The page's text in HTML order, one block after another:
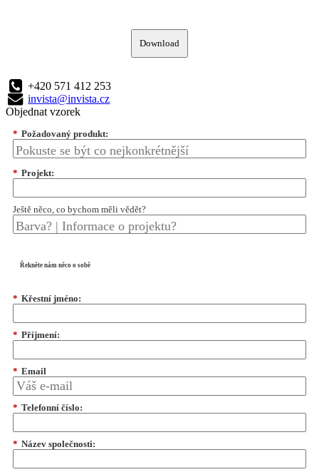
Download
+420 571 412 253
invista@invista.cz
Objednat vzorek
* Požadovaný produkt:
* Projekt:
Ještě něco, co bychom měli vědět?
Řekněte nám něco o sobě
* Křestní jméno:
* Příjmení:
* Email
* Telefonní číslo:
* Název společnosti: